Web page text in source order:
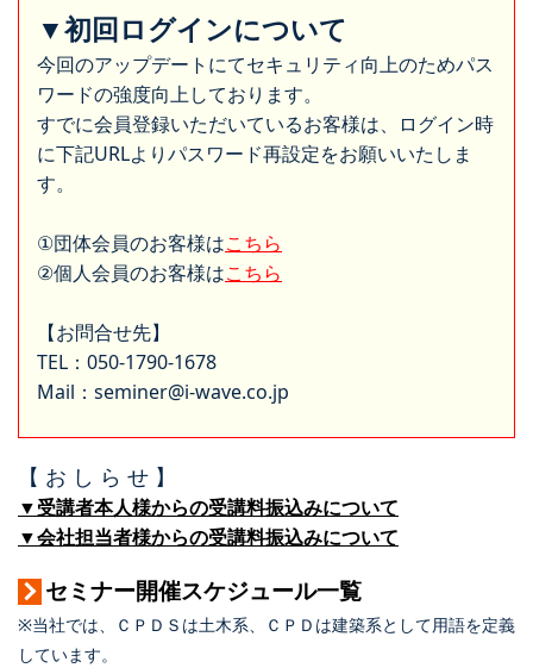
▼初回ログインについて
今回のアップデートにてセキュリティ向上のためパス
ワードの強度向上しております。
すでに会員登録いただいているお客様は、ログイン時
に下記URLよりパスワード再設定をお願いいたしま
す。
①団体会員のお客様はこちら
②個人会員のお客様はこちら
【お問合せ先】
TEL：050-1790-1678
Mail：seminer@i-wave.co.jp
【 お し ら せ 】
▼受講者本人様からの受講料振込みについて
▼会社担当者様からの受講料振込みについて
セミナー開催スケジュール一覧
※当社では、ＣＰＤＳは土木系、ＣＰＤは建築系として用語を定義
しています。